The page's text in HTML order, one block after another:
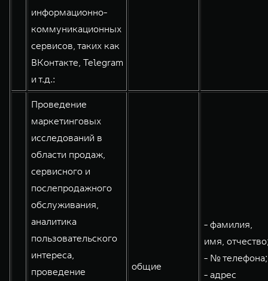
информационно-
коммуникационных
сервисов, таких как
ВКонтакте, Telegram
и т.д.:
Проведение
маркетинговых
исследований в
области продаж,
сервисного и
послепродажного
обслуживания,
аналитика
пользовательского
интереса,
проведение
общие
- фамилия,
имя,
- № телефона;
- адрес